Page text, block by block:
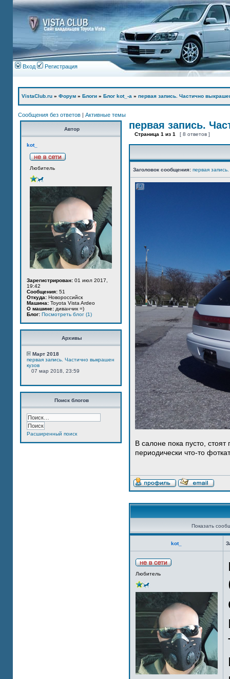
Вход Регистрация
VistaClub.ru » Форум » Блоги » Блог kot_-а » первая запись. Частично
Сообщения без ответов | Активные темы
Автор
kot_
Любитель
Зарегистрирован: 01 июл 2017,
19:42
Сообщения: 51
Откуда: Новороссийск
Машина: Toyota Vista Ardeo
О машине: диванчик =)
Блог: Посмотреть блог (1)
Архивы
Март 2018
первая запись. Частично выкрашен
кузов
07 мар 2018, 23:59
Поиск блогов
Расширенный поиск
первая запись.
Страница 1 из 1 [ 8 ответов ]
Заголовок сообщения: первая
В салоне пока пусто,
периодически что-то
Показать
kot_
Любитель